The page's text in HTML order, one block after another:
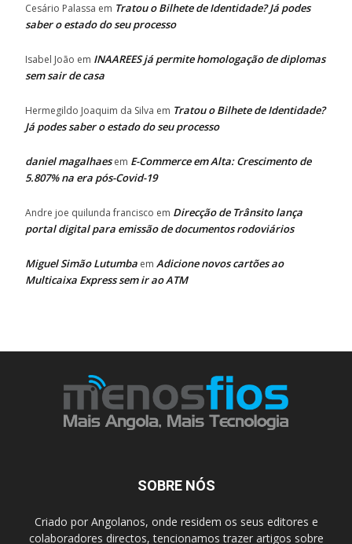
Cesário Palassa em Tratou o Bilhete de Identidade? Já podes
saber o estado do seu processo
Isabel João em INAAREES já permite homologação de diplomas
sem sair de casa
Hermegildo Joaquim da Silva em Tratou o Bilhete de Identidade?
Já podes saber o estado do seu processo
daniel magalhaesem E-Commerce em Alta: Crescimento de
5.807% na era pós-Covid-19
Andre joe quilunda francisco em Direcção de Trânsito lança
portal digital para emissão de documentos rodoviários
Miguel Simão Lutumba em Adicione novos cartões ao
Multicaixa Express sem ir ao ATM
SOBRE NÓS
Criado por Angolanos, onde residem os seus editores e
colaboradores directos, tencionamos trazer artigos sobre